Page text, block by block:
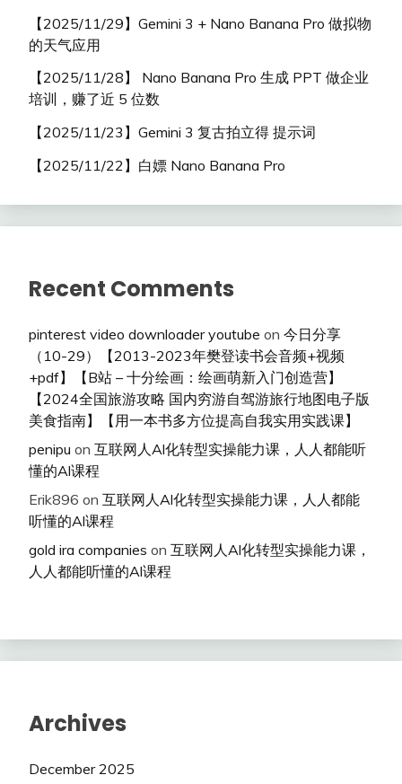
【2025/11/29】Gemini 3 + Nano Banana Pro 做拟物
的天气应用
【2025/11/28】 Nano Banana Pro 生成 PPT 做企业
培训，赚了近 5 位数
【2025/11/23】Gemini 3 复古拍立得 提示词
【2025/11/22】白嫖 Nano Banana Pro
Recent Comments
pinterest video downloader youtube on 今日分享
（10-29）【2013-2023年樊登读书会音频+视频
+pdf】【B站 – 十分绘画：绘画萌新入门创造营】
【2024全国旅游攻略 国内穷游自驾游旅行地图电子版
美食指南】【用一本书多方位提高自我实用实践课】
penipu on 互联网人Al化转型实操能力课，人人都能听
懂的Al课程
Erik896 on 互联网人Al化转型实操能力课，人人都能
听懂的Al课程
gold ira companies on 互联网人Al化转型实操能力课，
人人都能听懂的Al课程
Archives
December 2025